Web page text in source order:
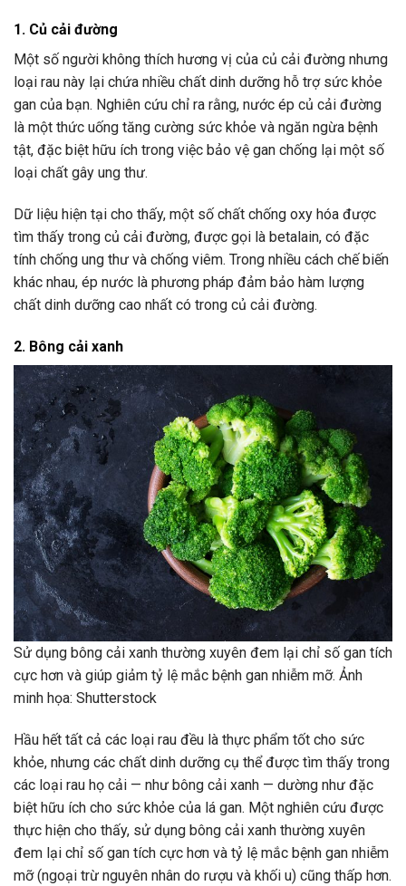
1. Củ cải đường
Một số người không thích hương vị của củ cải đường nhưng
loại rau này lại chứa nhiều chất dinh dưỡng hỗ trợ sức khỏe
gan của bạn. Nghiên cứu chỉ ra rằng, nước ép củ cải đường
là một thức uống tăng cường sức khỏe và ngăn ngừa bệnh
tật, đặc biệt hữu ích trong việc bảo vệ gan chống lại một số
loại chất gây ung thư.
Dữ liệu hiện tại cho thấy, một số chất chống oxy hóa được
tìm thấy trong củ cải đường, được gọi là betalain, có đặc
tính chống ung thư và chống viêm. Trong nhiều cách chế biến
khác nhau, ép nước là phương pháp đảm bảo hàm lượng
chất dinh dưỡng cao nhất có trong củ cải đường.
2. Bông cải xanh
Sử dụng bông cải xanh thường xuyên đem lại chỉ số gan tích
cực hơn và giúp giảm tỷ lệ mắc bệnh gan nhiễm mỡ. Ảnh
minh họa: Shutterstock
Hầu hết tất cả các loại rau đều là thực phẩm tốt cho sức
khỏe, nhưng các chất dinh dưỡng cụ thể được tìm thấy trong
các loại rau họ cải — như bông cải xanh — dường như đặc
biệt hữu ích cho sức khỏe của lá gan. Một nghiên cứu được
thực hiện cho thấy, sử dụng bông cải xanh thường xuyên
đem lại chỉ số gan tích cực hơn và tỷ lệ mắc bệnh gan nhiễm
mỡ (ngoại trừ nguyên nhân do rượu và khối u) cũng thấp hơn.